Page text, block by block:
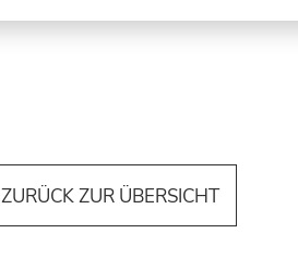
ZURÜCK ZUR ÜBERSICHT